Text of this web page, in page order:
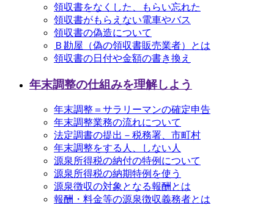
領収書をなくした、もらい忘れた
領収書がもらえない電車やバス
領収書の偽造について
Ｂ勘屋（偽の領収書販売業者）とは
領収書の日付や金額の書き換え
年末調整の仕組みを理解しよう
年末調整＝サラリーマンの確定申告
年末調整業務の流れについて
法定調書の提出－税務署、市町村
年末調整をする人、しない人
源泉所得税の納付の特例について
源泉所得税の納期特例を使う
源泉徴収の対象となる報酬とは
報酬・料金等の源泉徴収義務者とは